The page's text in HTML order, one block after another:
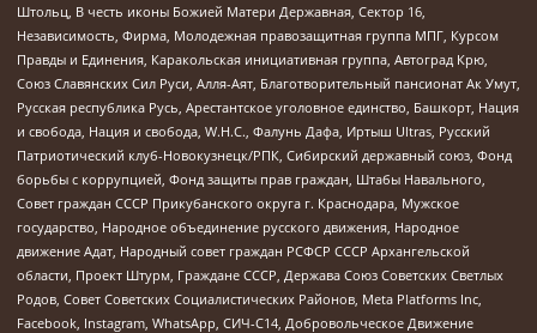
Штольц, В честь иконы Божией Матери Державная, Сектор 16,
Независимость, Фирма, Молодежная правозащитная группа МПГ, Курсом
Правды и Единения, Каракольская инициативная группа, Автоград Крю,
Союз Славянских Сил Руси, Алля-Аят, Благотворительный пансионат Ак Умут,
Русская республика Русь, Арестантское уголовное единство, Башкорт, Нация
и свобода, Нация и свобода, W.H.С., Фалунь Дафа, Иртыш Ultras, Русский
Патриотический клуб-Новокузнецк/РПК, Сибирский державный союз, Фонд
борьбы с коррупцией, Фонд защиты прав граждан, Штабы Навального,
Совет граждан СССР Прикубанского округа г. Краснодара, Мужское
государство, Народное объединение русского движения, Народное
движение Адат, Народный совет граждан РСФСР СССР Архангельской
области, Проект Штурм, Граждане СССР, Держава Союз Советских Светлых
Родов, Совет Советских Социалистических Районов, Meta Platforms Inc,
Facebook, Instagram, WhatsApp, СИЧ-С14, Добровольческое Движение